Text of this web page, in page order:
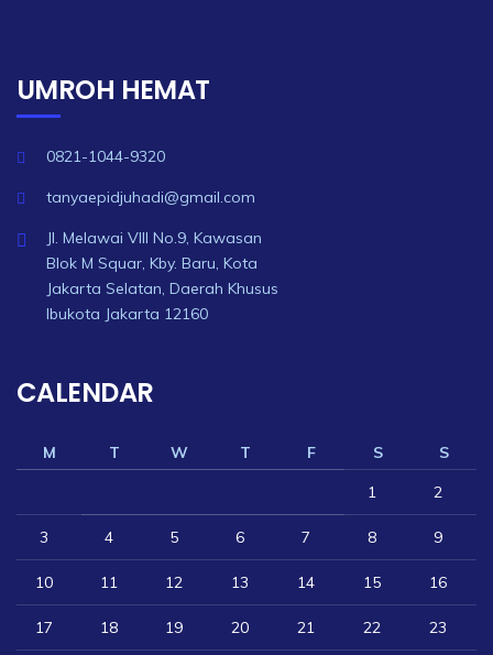
UMROH HEMAT
0821-1044-9320
tanyaepidjuhadi@gmail.com
Jl. Melawai VIII No.9, Kawasan
Blok M Squar, Kby. Baru, Kota
Jakarta Selatan, Daerah Khusus
Ibukota Jakarta 12160
CALENDAR
M T W T F S
S
1
2
3 4 5 6 7 8 9
10 11 12 13 14 15 16
17 18 19 20 21 22 23